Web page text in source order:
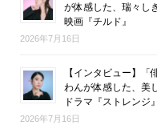
が体感した、瑞々し
映画『チルド』
2026年7月16日
【インタビュー】
わんが体感した、美
ドラマ『ストレンジ』
2026年7月16日